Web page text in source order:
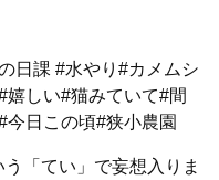
日課 #水やり#カメムシ
嬉しい#猫みていて#間
日この頃#狭小農園
「てい」で妄想入りま